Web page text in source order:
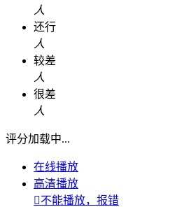
人
还行
人
较差
人
很差
人
评分加载中...
在线播放
高清播放
不能播放，报错